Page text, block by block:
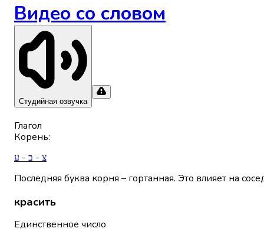
Видео со словом
Студийная озвучка
Глагол
Корень:
צ - ב - ע
Последняя буква корня – гортанная. Это влияет на
красить
Единственное число